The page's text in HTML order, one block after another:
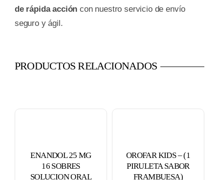
de rápida acción con nuestro servicio de envío
seguro y ágil.
PRODUCTOS RELACIONADOS
ENANDOL 25 MG
16 SOBRES
SOLUCION ORAL
OROFAR KIDS – (1
PIRULETA SABOR
FRAMBUESA)